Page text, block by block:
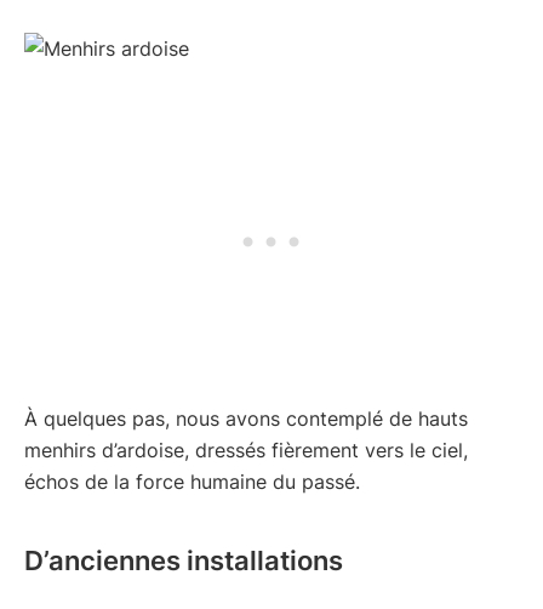
À quelques pas, nous avons contemplé de hauts
menhirs d’ardoise, dressés fièrement vers le ciel,
échos de la force humaine du passé.
D’anciennes installations